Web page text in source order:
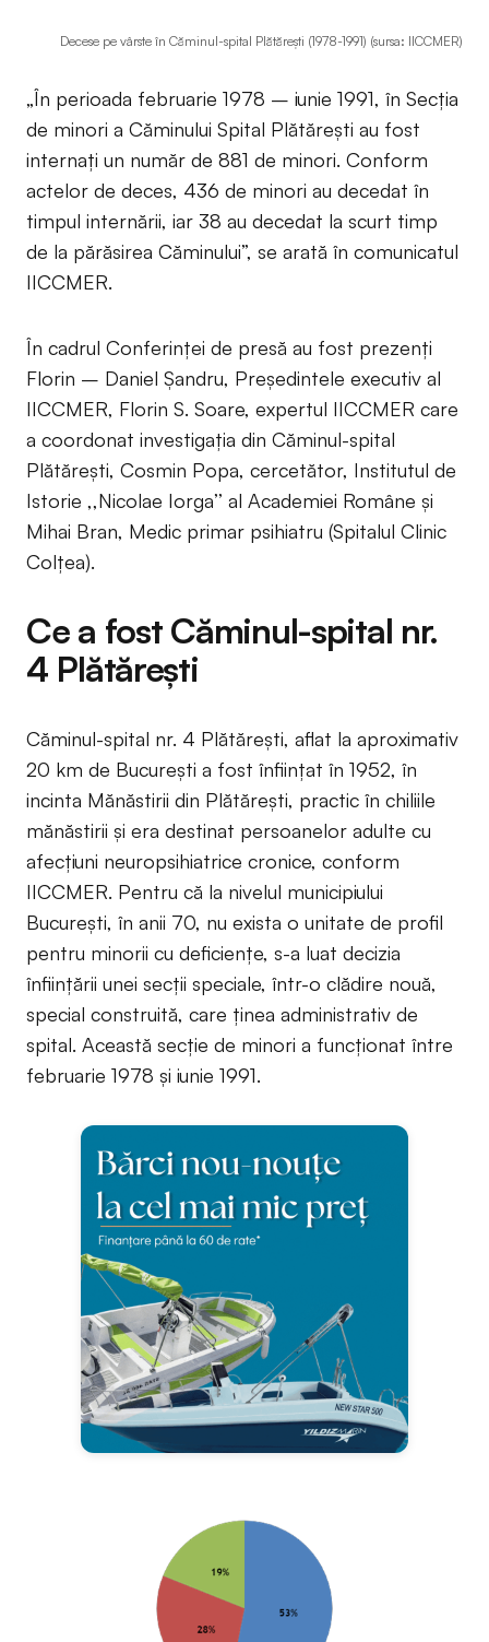
Decese pe vârste în Căminul-spital Plătăreşti (1978-1991) (sursa: IICCMER)
„În perioada februarie 1978 – iunie 1991, în Secția
de minori a Căminului Spital Plătăreşti au fost
internați un număr de 881 de minori. Conform
actelor de deces, 436 de minori au decedat în
timpul internării, iar 38 au decedat la scurt timp
de la părăsirea Căminului”, se arată în comunicatul
IICCMER.
În cadrul Conferinței de presă au fost prezenți
Florin – Daniel Șandru, Președintele executiv al
IICCMER, Florin S. Soare, expertul IICCMER care
a coordonat investigația din Căminul-spital
Plătărești, Cosmin Popa, cercetător, Institutul de
Istorie ,,Nicolae Iorga’’ al Academiei Române și
Mihai Bran, Medic primar psihiatru (Spitalul Clinic
Colțea).
Ce a fost Căminul-spital nr.
4 Plătăreşti
Căminul-spital nr. 4 Plătăreşti, aflat la aproximativ
20 km de Bucureşti a fost înfiinţat în 1952, în
incinta Mănăstirii din Plătărești, practic în chiliile
mănăstirii și era destinat persoanelor adulte cu
afecţiuni neuropsihiatrice cronice, conform
IICCMER. Pentru că la nivelul municipiului
București, în anii 70, nu exista o unitate de profil
pentru minorii cu deficiențe, s-a luat decizia
înființării unei secții speciale, într-o clădire nouă,
special construită, care ținea administrativ de
spital. Această secție de minori a funcționat între
februarie 1978 și iunie 1991.